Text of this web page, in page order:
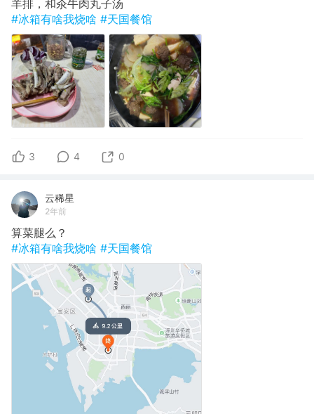
羊排，和汆牛肉丸子汤
#冰箱有啥我烧啥 #天国餐馆
3 4 0
云稀星
2年前
算菜腿么？
#冰箱有啥我烧啥 #天国餐馆